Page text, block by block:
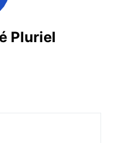
Pluriel